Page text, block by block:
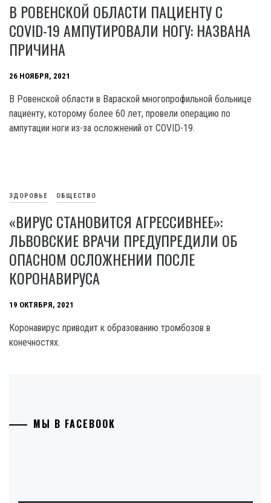
В РОВЕНСКОЙ ОБЛАСТИ ПАЦИЕНТУ С
COVID-19 АМПУТИРОВАЛИ НОГУ: НАЗВАНА
ПРИЧИНА
26 НОЯБРЯ, 2021
В Ровенской области в Вараской многопрофильной больнице
пациенту, которому более 60 лет, провели операцию по
ампутации ноги из-за осложнений от COVID-19.
ЗДОРОВЬЕ ОБЩЕСТВО
«ВИРУС СТАНОВИТСЯ АГРЕССИВНЕЕ»:
ЛЬВОВСКИЕ ВРАЧИ ПРЕДУПРЕДИЛИ ОБ
ОПАСНОМ ОСЛОЖНЕНИИ ПОСЛЕ
КОРОНАВИРУСА
19 ОКТЯБРЯ, 2021
Коронавирус приводит к образованию тромбозов в
конечностях.
МЫ В FACEBOOK